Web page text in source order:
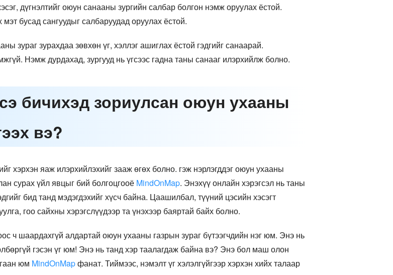
дүгнэлтийг оюун санааны зургийн салбар болгон нэмж оруулах ёстой.
бусад сангуудыг салбаруудад оруулах ёстой.
зураг зурахдаа зөвхөн үг, хэллэг ашиглах ёстой гэдгийг санаарай.
Нэмж дурдахад, зургууд нь үгсээс гадна таны санааг илэрхийлж болно.
бичихэд зориулсан оюун ухааны
вэ?
хэрхэн яаж илэрхийлэхийг зааж өгөх болно. гэж нэрлэгддэг оюун ухааны
сурах үйл явцыг бий болгоцгооё MindOnMap. Энэхүү онлайн хэрэгсэл нь таны
бид танд мэдэгдэхийг хүсч байна. Цаашилбал, түүний цэсийн хэсэгт
гоо сайхны хэрэгслүүдээр та үнэхээр баяртай байх болно.
ч шаардахгүй алдартай оюун ухааны газрын зураг бүтээгчдийн нэг юм. Энэ нь
гэсэн үг юм! Энэ нь танд хэр таалагдаж байна вэ? Энэ бол маш олон
юм MindOnMapфанат. Тиймээс, нэмэлт үг хэлэлгүйгээр хэрхэн хийх талаар